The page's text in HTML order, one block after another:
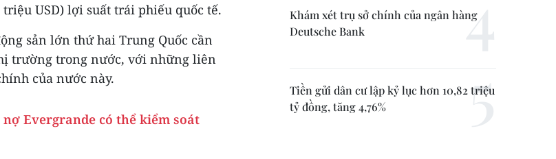
USD) lợi suất trái phiếu quốc tế.
sản lớn thứ hai Trung Quốc cần
trường trong nước, với những liên
của nước này.
Evergrande có thể kiểm soát
Khám xét trụ sở chính của ngân hàng
Deutsche Bank
Tiền gửi dân cư lập kỷ lục hơn 10,82 triệu
tỷ đồng, tăng 4,76%